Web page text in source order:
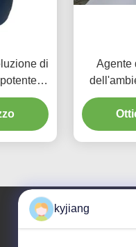
di
Agente
kyjiang